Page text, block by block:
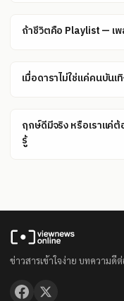
ถ้าชีวิตคือ Playlist — เ
เมื่อดาราไม่ใช่แค่คนบัน
ฤกษ์ดีมีจริง หรือเราแค่
รู้
ข่าวสารเข้าใจง่าย บทความดี